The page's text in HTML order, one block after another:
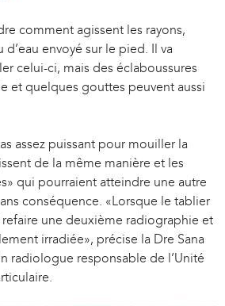
l
)
n
k
i
x
t
e
r
n
a
l
)
comment agissent les rayons,
envoyé sur le pied. Il va
celui-ci, mais des éclaboussures
et quelques gouttes peuvent aussi
assez puissant pour mouiller la
de la même manière et les
qui pourraient atteindre une autre
conséquence. «Lorsque le tablier
refaire une deuxième radiographie et
irradiée», précise la Dre Sana
radiologue responsable de l’Unité